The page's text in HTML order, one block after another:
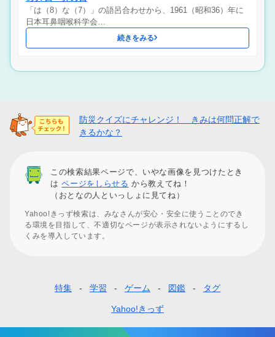
「は（8）な（7）」の語呂合わせから、1961（昭和36）年に
日本耳鼻咽喉科学会…
続きをみる
防災クイズにチャレンジ！ きみは何問正解で
きるかな？
この検索結果ページで、いやな画像を見つけたとき
はページをしらせる から教えてね！
（おとなの人といっしょに見てね）
Yahoo!きっず検索は、みなさんが安心・安全に使うことのでき
る環境を目指して、不適切なページが表示されないようにするし
くみを導入しています。
タ
特集 学習 ゲーム 図鑑 タグ
Yahoo!きっず